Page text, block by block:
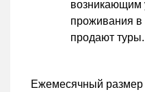
возникающим
проживания в
продают туры.
Ежемесячный размер